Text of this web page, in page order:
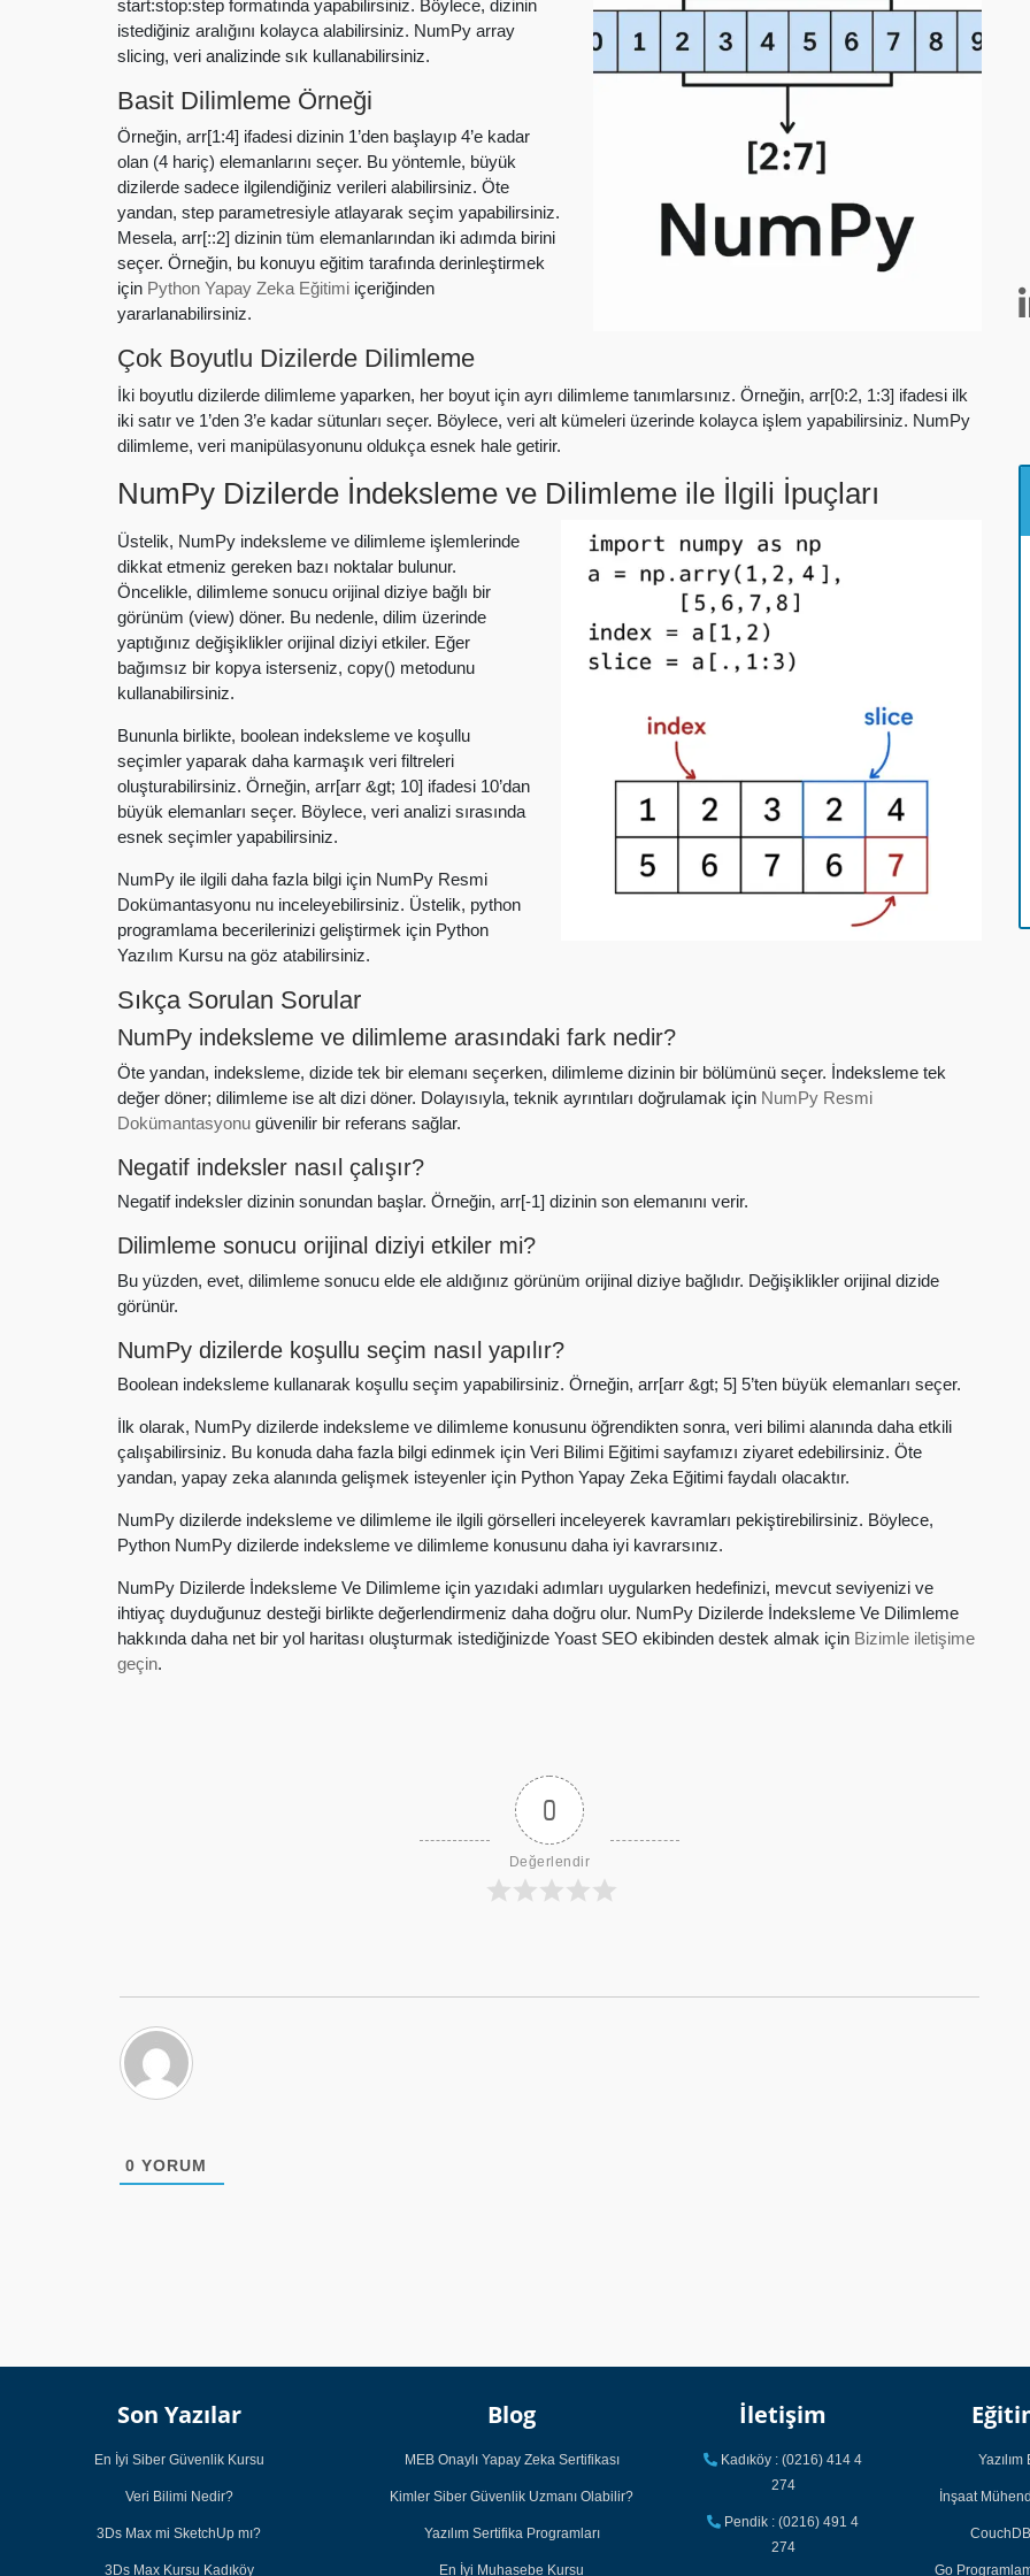
start:stop:step formatında yapabilirsiniz. Böylece, dizinin
istediğiniz aralığını kolayca alabilirsiniz. NumPy array
slicing, veri analizinde sık kullanabilirsiniz.
Basit Dilimleme Örneği
Örneğin, arr[1:4] ifadesi dizinin 1’den başlayıp 4’e kadar
olan (4 hariç) elemanlarını seçer. Bu yöntemle, büyük
dizilerde sadece ilgilendiğiniz verileri alabilirsiniz. Öte
yandan, step parametresiyle atlayarak seçim yapabilirsiniz.
Mesela, arr[::2] dizinin tüm elemanlarından iki adımda birini
seçer. Örneğin, bu konuyu eğitim tarafında derinleştirmek
için Python Yapay Zeka Eğitimi içeriğinden
yararlanabilirsiniz.
Çok Boyutlu Dizilerde Dilimleme
İki boyutlu dizilerde dilimleme yaparken, her boyut için ayrı dilimleme tanımlarsınız. Örneğin, arr[0:2, 1:3] ifadesi ilk
iki satır ve 1’den 3’e kadar sütunları seçer. Böylece, veri alt kümeleri üzerinde kolayca işlem yapabilirsiniz. NumPy
dilimleme, veri manipülasyonunu oldukça esnek hale getirir.
NumPy Dizilerde İndeksleme ve Dilimleme ile İlgili İpuçları
Üstelik, NumPy indeksleme ve dilimleme işlemlerinde
dikkat etmeniz gereken bazı noktalar bulunur.
Öncelikle, dilimleme sonucu orijinal diziye bağlı bir
görünüm (view) döner. Bu nedenle, dilim üzerinde
yaptığınız değişiklikler orijinal diziyi etkiler. Eğer
bağımsız bir kopya isterseniz, copy() metodunu
kullanabilirsiniz.
Bununla birlikte, boolean indeksleme ve koşullu
seçimler yaparak daha karmaşık veri filtreleri
oluşturabilirsiniz. Örneğin, arr[arr &gt; 10] ifadesi 10’dan
büyük elemanları seçer. Böylece, veri analizi sırasında
esnek seçimler yapabilirsiniz.
NumPy ile ilgili daha fazla bilgi için NumPy Resmi
Dokümantasyonu nu inceleyebilirsiniz. Üstelik, python
programlama becerilerinizi geliştirmek için Python
Yazılım Kursu na göz atabilirsiniz.
Sıkça Sorulan Sorular
NumPy indeksleme ve dilimleme arasındaki fark nedir?
Öte yandan, indeksleme, dizide tek bir elemanı seçerken, dilimleme dizinin bir bölümünü seçer. İndeksleme tek
değer döner; dilimleme ise alt dizi döner. Dolayısıyla, teknik ayrıntıları doğrulamak için NumPy Resmi
Dokümantasyonu güvenilir bir referans sağlar.
Negatif indeksler nasıl çalışır?
Negatif indeksler dizinin sonundan başlar. Örneğin, arr[-1] dizinin son elemanını verir.
Dilimleme sonucu orijinal diziyi etkiler mi?
Bu yüzden, evet, dilimleme sonucu elde ele aldığınız görünüm orijinal diziye bağlıdır. Değişiklikler orijinal dizide
görünür.
NumPy dizilerde koşullu seçim nasıl yapılır?
Boolean indeksleme kullanarak koşullu seçim yapabilirsiniz. Örneğin, arr[arr &gt; 5] 5’ten büyük elemanları seçer.
İlk olarak, NumPy dizilerde indeksleme ve dilimleme konusunu öğrendikten sonra, veri bilimi alanında daha etkili
çalışabilirsiniz. Bu konuda daha fazla bilgi edinmek için Veri Bilimi Eğitimi sayfamızı ziyaret edebilirsiniz. Öte
yandan, yapay zeka alanında gelişmek isteyenler için Python Yapay Zeka Eğitimi faydalı olacaktır.
NumPy dizilerde indeksleme ve dilimleme ile ilgili görselleri inceleyerek kavramları pekiştirebilirsiniz. Böylece,
Python NumPy dizilerde indeksleme ve dilimleme konusunu daha iyi kavrarsınız.
NumPy Dizilerde İndeksleme Ve Dilimleme için yazıdaki adımları uygularken hedefinizi, mevcut seviyenizi ve
ihtiyaç duyduğunuz desteği birlikte değerlendirmeniz daha doğru olur. NumPy Dizilerde İndeksleme Ve Dilimleme
hakkında daha net bir yol haritası oluşturmak istediğinizde Yoast SEO ekibinden destek almak için Bizimle iletişime
geçin.
0
Değerlendir
0 YORUM
Son Yazılar
En İyi Siber Güvenlik Kursu
Veri Bilimi Nedir?
3Ds Max mi SketchUp mı?
3Ds Max Kursu Kadıköy
Blog
MEB Onaylı Yapay Zeka Sertifikası
Kimler Siber Güvenlik Uzmanı Olabilir?
Yazılım Sertifika Programları
En İyi Muhasebe Kursu
İletişim
Kadıköy : (0216) 414 4
274
Pendik : (0216) 491 4
274
İnşaat
Go